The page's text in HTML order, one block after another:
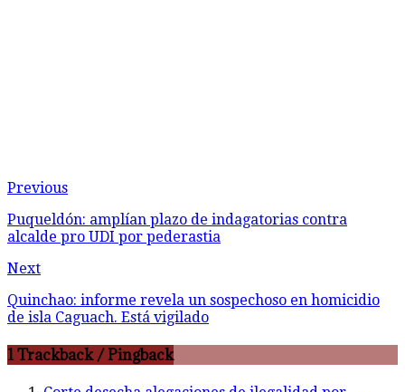
Previous
Puqueldón: amplían plazo de indagatorias contra
alcalde pro UDI por pederastia
Next
Quinchao: informe revela un sospechoso en homicidio
de isla Caguach. Está vigilado
1 Trackback / Pingback